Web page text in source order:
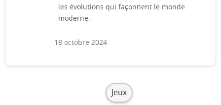
les évolutions qui façonnent le monde
moderne.
18 octobre 2024
Jeux